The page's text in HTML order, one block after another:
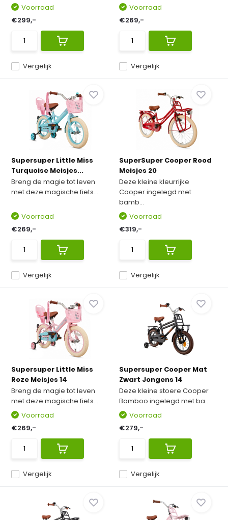
Vergelijk
Voorraad
€299,-
Vergelijk
Voorraad
€269,-
Supersuper Little Miss
Turquoise Meisjes...
Breng de magie tot leven
met deze magische fiets...
Vergelijk
Voorraad
€269,-
SuperSuper Cooper Rood
Meisjes 20
Deze kleine kleurrijke
Cooper ingelegd met
bamb...
Vergelijk
Voorraad
€319,-
Supersuper Little Miss
Roze Meisjes 14
Breng de magie tot leven
met deze magische fiets...
Vergelijk
Voorraad
€269,-
Supersuper Cooper Mat
Zwart Jongens 14
Deze kleine stoere Cooper
Bamboo ingelegd met ba...
Vergelijk
Voorraad
€279,-